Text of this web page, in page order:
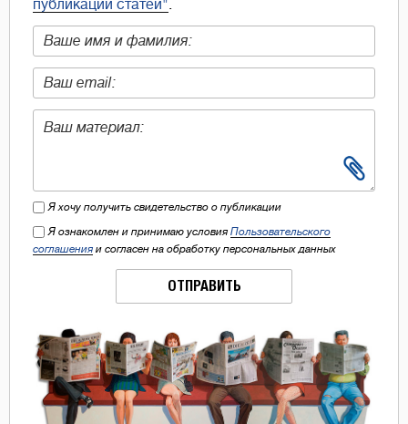
публикации статей".
Я хочу получить свидетельство о публикации
Я ознакомлен и принимаю условия Пользовательского
соглашения и согласен на обработку персональных данных
ОТПРАВИТЬ